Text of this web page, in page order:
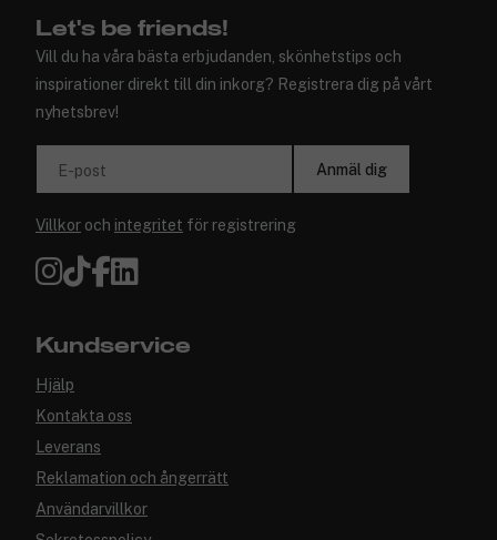
Let's be friends!
Vill du ha våra bästa erbjudanden, skönhetstips och
inspirationer direkt till din inkorg? Registrera dig på vårt
nyhetsbrev!
E-post Anmäl dig
Villkor och integritet för registrering
Kundservice
Hjälp
Kontakta oss
Leverans
Reklamation och ångerrätt
Användarvillkor